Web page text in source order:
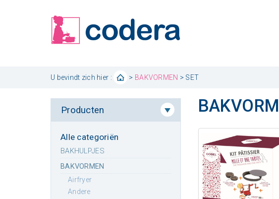
U bevindt zich hier : > BAKVORMEN > SET
Producten
Alle categoriën
BAKHULPJES
BAKVORMEN
airfryer
andere